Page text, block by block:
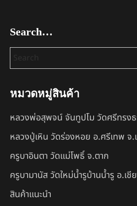
Search…
หมวดหมู่สินค้า
หลวงพ่อสุพจน์ จันทูปโม วัดศรีทรง
หลวงปู่เหิน วัดร่องหอย อ.ศรีเทพ จ
ครูบาอินตา วัดแม่โพธิ์ จ.ตาก
ครูบามานัส วัดใหม่น้ำรูบ้านน้ำรู อ.เชี
สินค้าแนะนำ